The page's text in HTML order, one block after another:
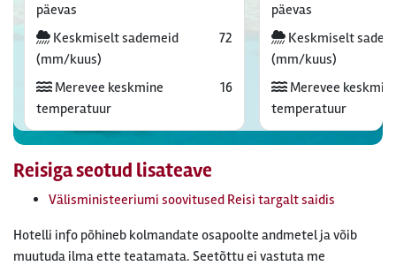
päevas
Keskmiselt sademeid
(mm/kuus)
72
Merevee keskmine
temperatuur
16
päevas
Keskmiselt
(mm/kuus)
Merevee
temperatuur
Reisiga seotud lisateave
Välisministeeriumi soovitused Reisi targalt saidis
Hotelli info põhineb kolmandate osapoolte andmetel ja võib
muutuda ilma ette teatamata. Seetõttu ei vastuta me